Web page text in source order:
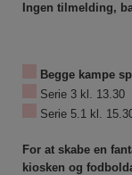
Ingen tilmelding,
Begge kampe
Serie 3 kl. 13.30
Serie 5.1 kl.
For at skabe en
kiosken og